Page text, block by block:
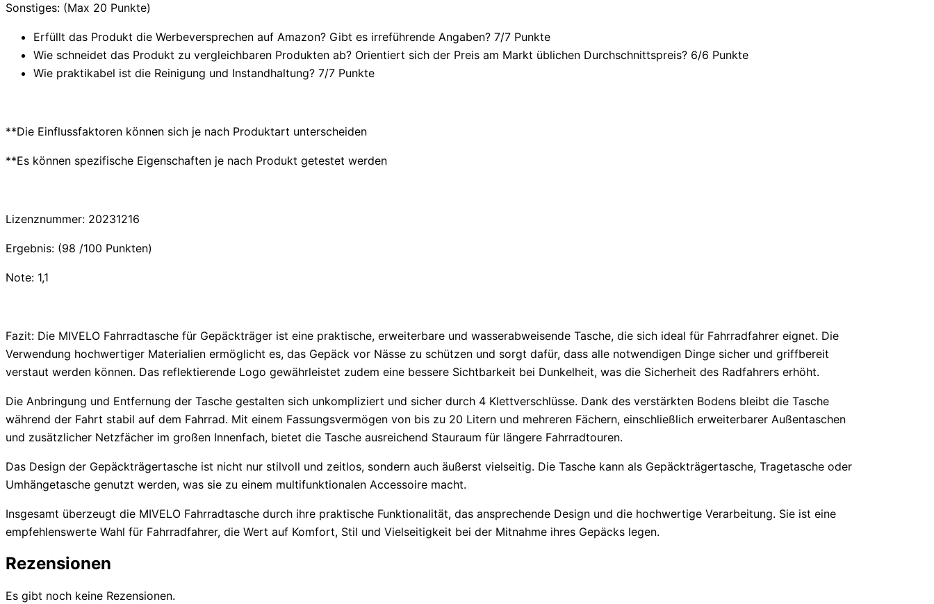
Sonstiges: (Max 20 Punkte)
Erfüllt das Produkt die Werbeversprechen auf Amazon? Gibt es irreführende Angaben? 7/7 Punkte
Wie schneidet das Produkt zu vergleichbaren Produkten ab? Orientiert sich der Preis am Markt üblichen Durchschnittspreis? 6/6 Punkte
Wie praktikabel ist die Reinigung und Instandhaltung? 7/7 Punkte
**Die Einflussfaktoren können sich je nach Produktart unterscheiden
**Es können spezifische Eigenschaften je nach Produkt getestet werden
Lizenznummer: 20231216
Ergebnis: (98 /100 Punkten)
Note: 1,1
Fazit: Die MIVELO Fahrradtasche für Gepäckträger ist eine praktische, erweiterbare und wasserabweisende Tasche, die sich ideal für Fahrradfahrer eignet. Die
Verwendung hochwertiger Materialien ermöglicht es, das Gepäck vor Nässe zu schützen und sorgt dafür, dass alle notwendigen Dinge sicher und griffbereit
verstaut werden können. Das reflektierende Logo gewährleistet zudem eine bessere Sichtbarkeit bei Dunkelheit, was die Sicherheit des Radfahrers erhöht.
Die Anbringung und Entfernung der Tasche gestalten sich unkompliziert und sicher durch 4 Klettverschlüsse. Dank des verstärkten Bodens bleibt die Tasche
während der Fahrt stabil auf dem Fahrrad. Mit einem Fassungsvermögen von bis zu 20 Litern und mehreren Fächern, einschließlich erweiterbarer Außentaschen
und zusätzlicher Netzfächer im großen Innenfach, bietet die Tasche ausreichend Stauraum für längere Fahrradtouren.
Das Design der Gepäckträgertasche ist nicht nur stilvoll und zeitlos, sondern auch äußerst vielseitig. Die Tasche kann als Gepäckträgertasche, Tragetasche oder
Umhängetasche genutzt werden, was sie zu einem multifunktionalen Accessoire macht.
Insgesamt überzeugt die MIVELO Fahrradtasche durch ihre praktische Funktionalität, das ansprechende Design und die hochwertige Verarbeitung. Sie ist eine
empfehlenswerte Wahl für Fahrradfahrer, die Wert auf Komfort, Stil und Vielseitigkeit bei der Mitnahme ihres Gepäcks legen.
Rezensionen
Es gibt noch keine Rezensionen.